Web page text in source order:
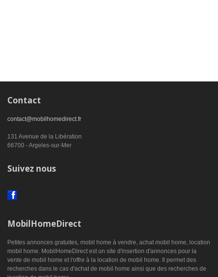
Contact
contact@mobilhomedirect.fr
131 Avenue de la Libération
66700 - Argeles-sur-Mer
Suivez nous
MobilHomeDirect
Petites annonces gratuites, mobil home à vendre, achat mobil home, location
mobil home. MobilHomeDirect est un site d'insertion d'annonces pour la
vente de mobil home et l'offre à la location de mobil home. Il permet des
recherches dans le cas d'achat de mobil home ainsi que des recherches de